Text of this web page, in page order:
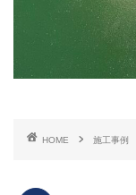
HOME 施工事例